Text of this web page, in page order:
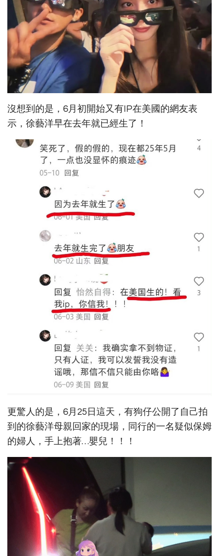
沒想到的是，6月初開始又有IP在美國的網友表
示，徐藝洋早在去年就已經生了！
更驚人的是，6月25日這天，有狗仔公開了自己拍
到的徐藝洋母親回家的現場，同行的一名疑似保姆
的婦人，手上抱著…嬰兒！！！